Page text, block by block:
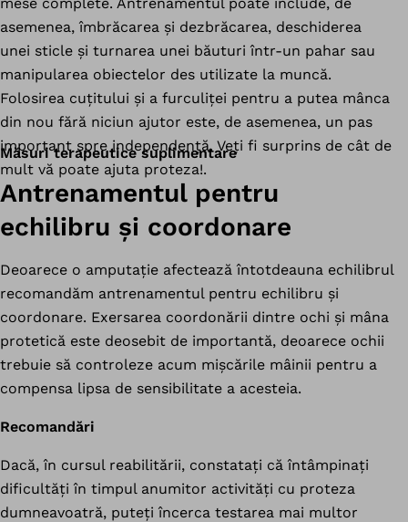
asemenea, îmbrăcarea și dezbrăcarea, deschiderea
unei sticle și turnarea unei băuturi într-un pahar sau
manipularea obiectelor des utilizate la muncă.
Folosirea cuțitului și a furculiței pentru a putea mânca
din nou fără niciun ajutor este, de asemenea, un pas
important spre independență. Veți fi surprins de cât de
mult vă poate ajuta proteza!.
Măsuri terapeutice suplimentare
Antrenamentul pentru
echilibru și coordonare
Deoarece o amputație afectează întotdeauna echilibrul
recomandăm antrenamentul pentru echilibru și
coordonare. Exersarea coordonării dintre ochi și mâna
protetică este deosebit de importantă, deoarece ochii
trebuie să controleze acum mișcările mâinii pentru a
compensa lipsa de sensibilitate a acesteia.
Recomandări
Dacă, în cursul reabilitării, constatați că întâmpinați
dificultăți în timpul anumitor activități cu proteza
dumneavoatră, puteți încerca testarea mai multor